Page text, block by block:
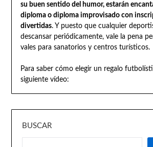
su buen sentido del humor, estarán
diploma o diploma improvisado con
divertidas. Y puesto que cualquier
descansar periódicamente, vale la pena
vales para sanatorios y centros turísticos.
Para saber cómo elegir un regalo
siguiente vídeo:
BUSCAR